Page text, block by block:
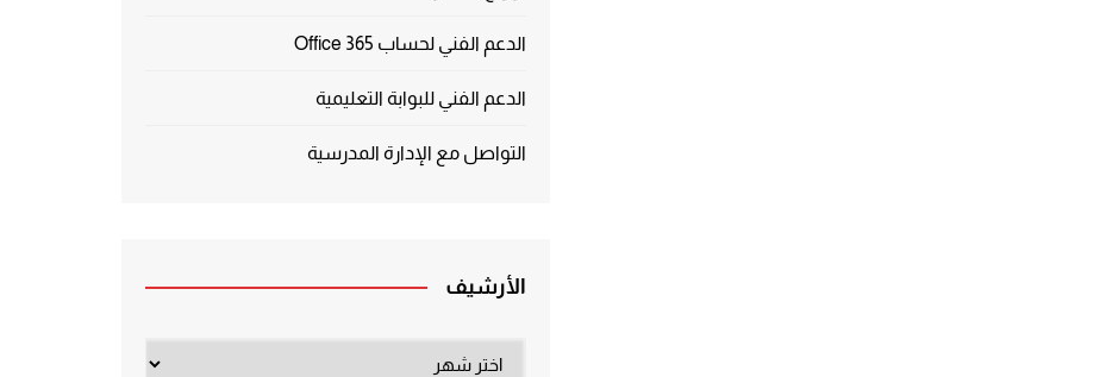
الدعم الفني لحساب Office 365
الدعم الفني للبوابة التعليمية
التواصل مع الإدارة المدرسية
الأرشيف